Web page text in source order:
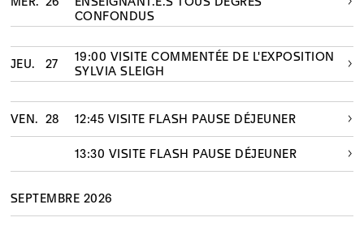
CONFONDUS
JEU. 27
19:00 VISITE COMMENTÉE DE L'EXPOSITION
SYLVIA SLEIGH
VEN. 28 12:45 VISITE FLASH PAUSE DÉJEUNER
13:30 VISITE FLASH PAUSE DÉJEUNER
SEPTEMBRE 2026